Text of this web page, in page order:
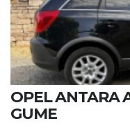
OPEL ANTARA
GUME